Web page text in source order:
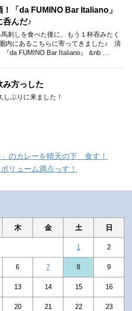
！「da FUMINO Bar Italiano」
呑んだ♪
刺しを食べた後に、もう１杯吞みたく
内にあるこちらに寄ってきました♪ 清
da FUMINO Bar Italiano』 &nb …
み方っした
しぶりに来ました！
」のカレーを晴天の下 食す！
リューム満点っす！
木 金 土 日
1 2
6 7 8 9
13 14 15 16
20 21 22 23